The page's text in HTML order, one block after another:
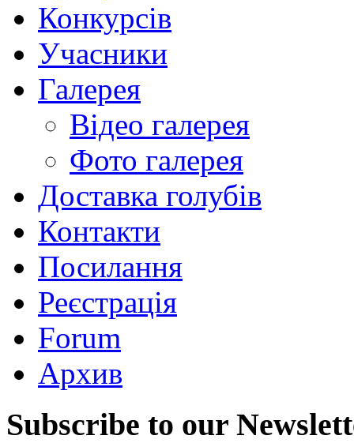
Конкурсів
Учасники
Галерея
Відео галерея
Фото галерея
Доставка голубів
Контакти
Посилання
Реєстрація
Forum
Архив
Subscribe to our